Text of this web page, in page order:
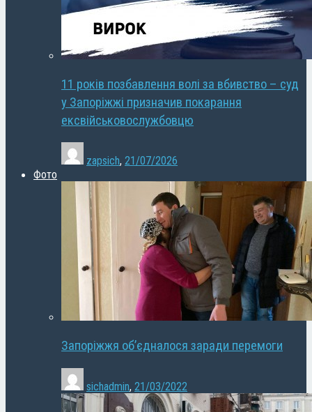
11 років позбавлення волі за вбивство – суд
у Запоріжжі призначив покарання
ексвійськовослужбовцю
zapsich, 21/07/2026
Фото
Запоріжжя об’єдналося заради перемоги
sichadmin, 21/03/2022